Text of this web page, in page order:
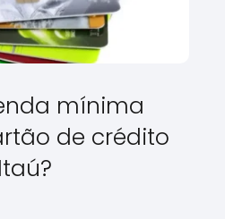
mínima
de crédito
Itaú?